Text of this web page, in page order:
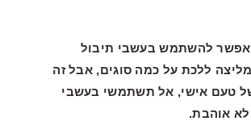
אפשר להשתמש בעשבי תיבול
ללכת על כמה סוגים, אבל זה
טעם אישי, אל תשתמשי בעשבי
אוהבת.